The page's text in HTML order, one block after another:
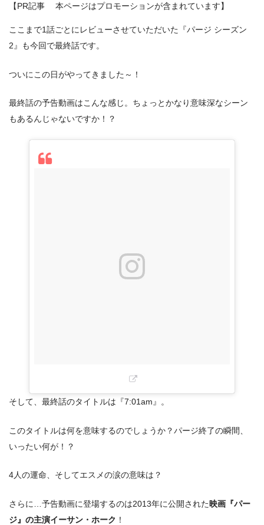
【PR記事 本ページはプロモーションが含まれています】
ここまで1話ごとにレビューさせていただいた『パージ シーズン
2』も今回で最終話です。
ついにこの日がやってきました～！
最終話の予告動画はこんな感じ。ちょっとかなり意味深なシーン
もあるんじゃないですか！？
そして、最終話のタイトルは『7:01am』。
このタイトルは何を意味するのでしょうか？パージ終了の瞬間、
いったい何が！？
4人の運命、そしてエスメの涙の意味は？
さらに…予告動画に登場するのは2013年に公開された映画『パー
ジ』の主演イーサン・ホーク ！